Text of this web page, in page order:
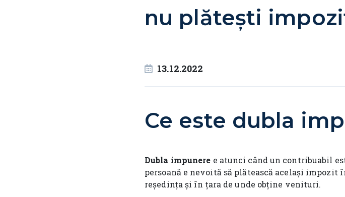
nu plătești
13.12.2022
Ce este dubla
Dubla impunere e atunci când un contribuabil
persoană e nevoită să plătească același
reședința și în țara de unde obține venituri.